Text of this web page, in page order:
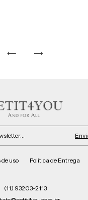
uso Política de Entrega
(11) 93203-2113